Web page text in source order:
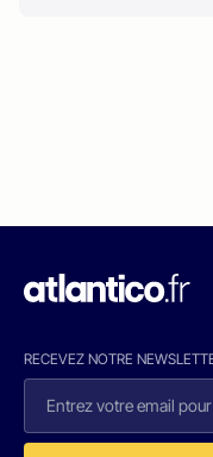
RECEVEZ NOTRE